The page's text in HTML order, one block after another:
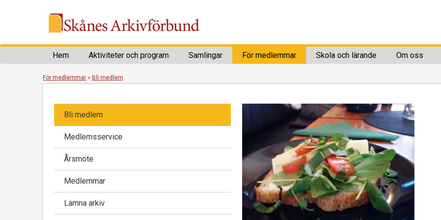
Hem Aktiviteter och program Samlingar För medlemmar Skola och lärande Om oss
För medlemmar » Bli medlem
Bli medlem
Medlemsservice
Årsmöte
Medlemmar
Lämna arkiv